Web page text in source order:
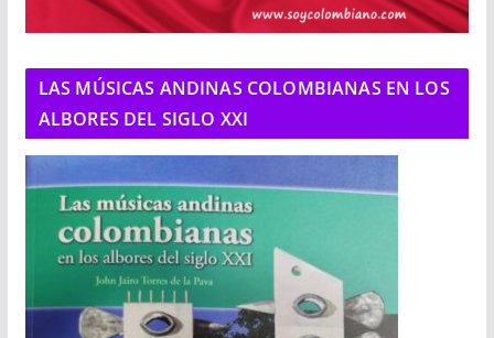
LAS MÚSICAS ANDINAS COLOMBIANAS EN LOS
ALBORES DEL SIGLO XXI